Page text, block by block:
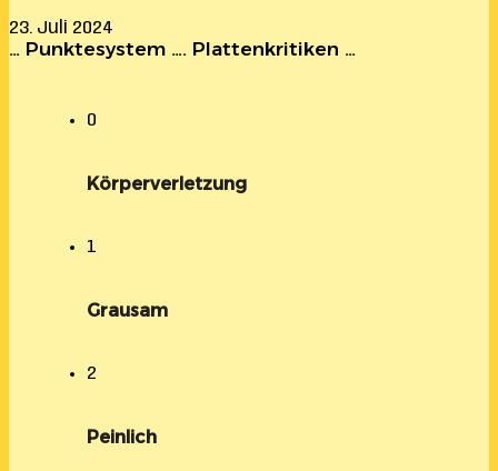
23. Juli 2024
… Punktesystem …. Plattenkritiken …
0
Körperverletzung
1
Grausam
2
Peinlich